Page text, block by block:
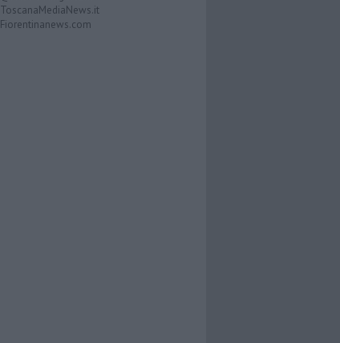
ToscanaMediaNews.it
Fiorentinanews.com